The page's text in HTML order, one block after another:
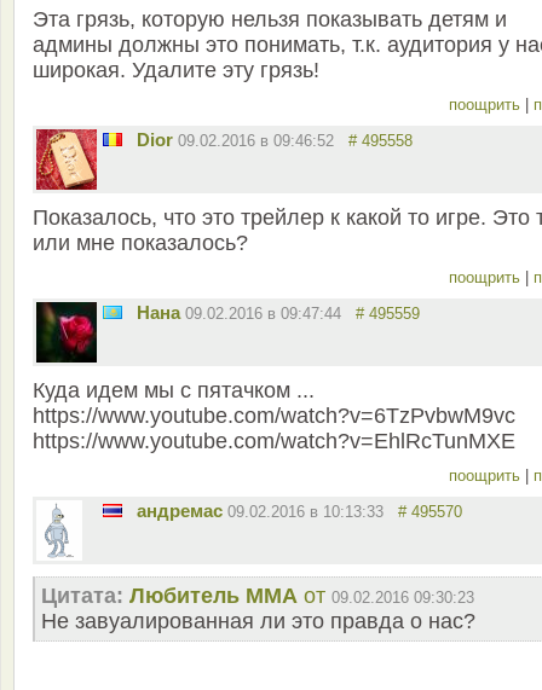
Эта грязь, которую нельзя показывать детям и
админы должны это понимать, т.к. аудитория у
широкая. Удалите эту грязь!
поощрить |
Dior 09.02.2016 в 09:46:52 # 495558
Показалось, что это трейлер к какой то игре. Это
или мне показалось?
поощрить |
Нана 09.02.2016 в 09:47:44 # 495559
Куда идем мы с пятачком ...
https://www.youtube.com/watch?v=6TzPvbwM9vc
https://www.youtube.com/watch?v=EhlRcTunMXE
поощрить |
андремас 09.02.2016 в 10:13:33 # 495570
Цитата: Любитель ММА от 09.02.2016 09:30:23
Не завуалированная ли это правда о нас?